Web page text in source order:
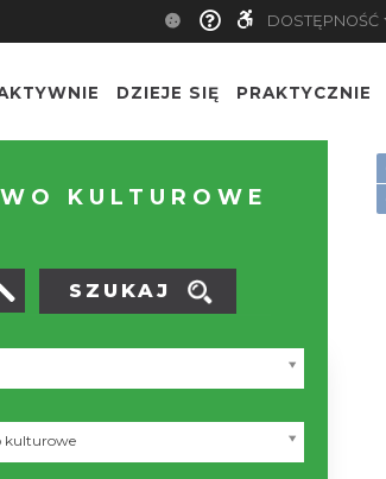
DOSTĘPNOŚĆ
DZIEJE SIĘ PRAKTYCZNIE
KULTUROWE
kulturowe
SZUKAJ